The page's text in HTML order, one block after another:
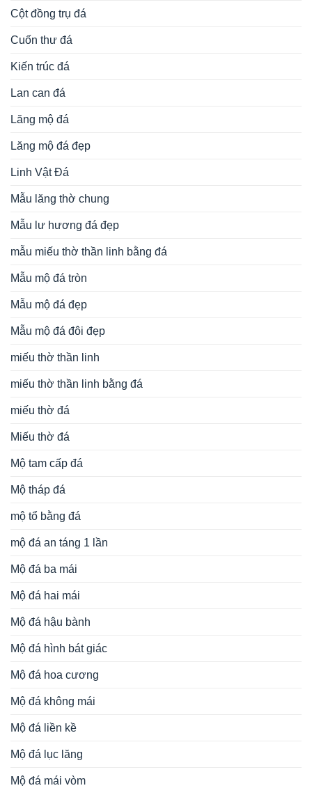
Cột đồng trụ đá
Cuốn thư đá
Kiến trúc đá
Lan can đá
Lăng mộ đá
Lăng mộ đá đẹp
Linh Vật Đá
Mẫu lăng thờ chung
Mẫu lư hương đá đẹp
mẫu miếu thờ thần linh bằng đá
Mẫu mộ đá tròn
Mẫu mộ đá đẹp
Mẫu mộ đá đôi đẹp
miếu thờ thần linh
miếu thờ thần linh bằng đá
miếu thờ đá
Miếu thờ đá
Mộ tam cấp đá
Mộ tháp đá
mộ tổ bằng đá
mộ đá an táng 1 lần
Mộ đá ba mái
Mộ đá hai mái
Mộ đá hậu bành
Mộ đá hình bát giác
Mộ đá hoa cương
Mộ đá không mái
Mộ đá liền kề
Mộ đá lục lăng
Mộ đá mái vòm